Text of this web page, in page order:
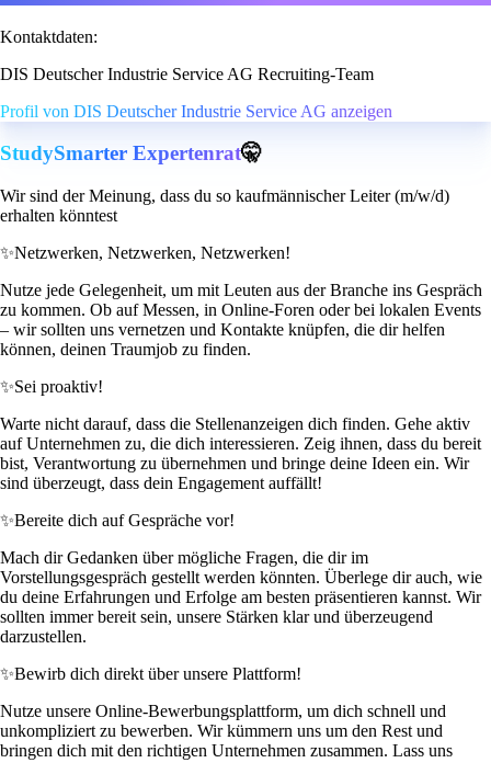
Kontaktdaten:
DIS Deutscher Industrie Service AG Recruiting-Team
Profil von DIS Deutscher Industrie Service AG anzeigen
StudySmarter Expertenrat🤫
Wir sind der Meinung, dass du so kaufmännischer Leiter (m/w/d)
erhalten könntest
✨Netzwerken, Netzwerken, Netzwerken!
Nutze jede Gelegenheit, um mit Leuten aus der Branche ins Gespräch
zu kommen. Ob auf Messen, in Online-Foren oder bei lokalen Events
– wir sollten uns vernetzen und Kontakte knüpfen, die dir helfen
können, deinen Traumjob zu finden.
✨Sei proaktiv!
Warte nicht darauf, dass die Stellenanzeigen dich finden. Gehe aktiv
auf Unternehmen zu, die dich interessieren. Zeig ihnen, dass du bereit
bist, Verantwortung zu übernehmen und bringe deine Ideen ein. Wir
sind überzeugt, dass dein Engagement auffällt!
✨Bereite dich auf Gespräche vor!
Mach dir Gedanken über mögliche Fragen, die dir im
Vorstellungsgespräch gestellt werden könnten. Überlege dir auch, wie
du deine Erfahrungen und Erfolge am besten präsentieren kannst. Wir
sollten immer bereit sein, unsere Stärken klar und überzeugend
darzustellen.
✨Bewirb dich direkt über unsere Plattform!
Nutze unsere Online-Bewerbungsplattform, um dich schnell und
unkompliziert zu bewerben. Wir kümmern uns um den Rest und
bringen dich mit den richtigen Unternehmen zusammen. Lass uns